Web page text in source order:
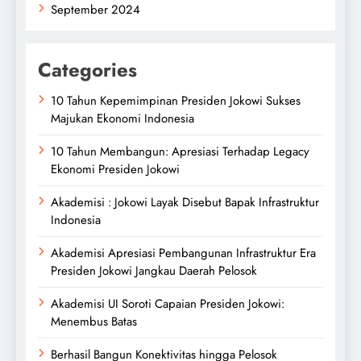
September 2024
Categories
10 Tahun Kepemimpinan Presiden Jokowi Sukses
Majukan Ekonomi Indonesia
10 Tahun Membangun: Apresiasi Terhadap Legacy
Ekonomi Presiden Jokowi
Akademisi : Jokowi Layak Disebut Bapak Infrastruktur
Indonesia
Akademisi Apresiasi Pembangunan Infrastruktur Era
Presiden Jokowi Jangkau Daerah Pelosok
Akademisi UI Soroti Capaian Presiden Jokowi:
Menembus Batas
Berhasil Bangun Konektivitas hingga Pelosok